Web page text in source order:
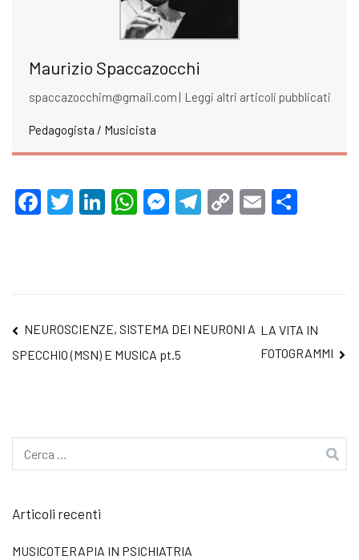
Maurizio Spaccazocchi
spaccazocchim@gmail.com | Leggi altri articoli pubblicati
Pedagogista / Musicista
Facebook
Twitter
LinkedIn
WhatsApp
Messenger
Telegram
CopyEmail
Navigazione
articoli
NEUROSCIENZE, SISTEMA DEI NEURONI A
SPECCHIO (MSN) E MUSICA pt.5
LA VITA IN
FOTOGRAMMI
Ricerca
per:
Articoli recenti
MUSICOTERAPIA IN PSICHIATRIA